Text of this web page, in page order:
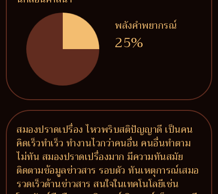
พลังคำพยากรณ์
25%
สมองปราดเปรื่อง ไหวพริบสติปัญญาดี เป็นคน
คิดเร็วทำเร็ว ทำงานไวกว่าคนอื่น คนอื่นทำตาม
ไม่ทัน สมองปราดเปรื่องมาก มีความทันสมัย
ติดตามข้อมูลข่าวสาร รอบตัว ทันเหตุการณ์เสมอ
รวดเร็วด้านข่าวสาร สนใจในเทคโนโลยีเช่น